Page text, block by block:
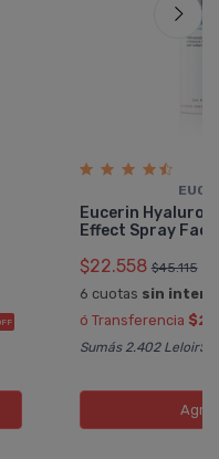
Eucerin Hyaluron
Effect Spray
$22.558 $45.115
6 cuotas sin
ó Transferencia
Sumás 2.402 Leloir$